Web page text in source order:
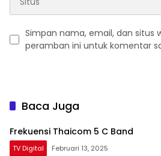
Simpan nama, email, dan situs
peramban ini untuk komentar
Baca Juga
Frekuensi Thaicom 5 C Band
TV Digital Februari 13, 2025